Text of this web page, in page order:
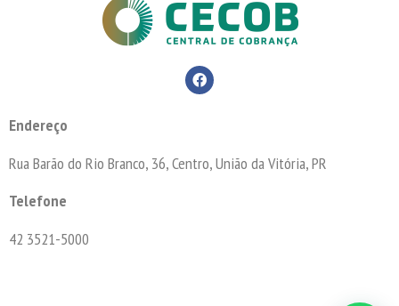
Endereço
Rua Barão do Rio Branco, 36, Centro, União da Vitória, PR
Telefone
42 3521-5000